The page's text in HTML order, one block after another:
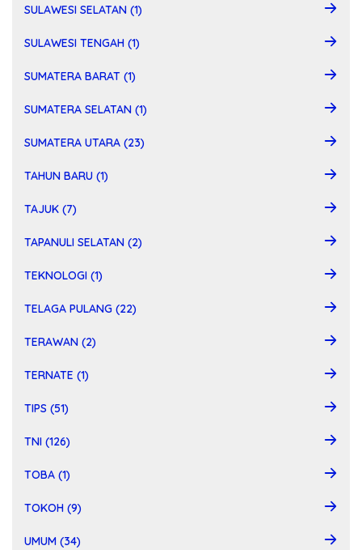
SULAWESI SELATAN (1)
SULAWESI TENGAH (1)
SUMATERA BARAT (1)
SUMATERA SELATAN (1)
SUMATERA UTARA (23)
TAHUN BARU (1)
TAJUK (7)
TAPANULI SELATAN (2)
TEKNOLOGI (1)
TELAGA PULANG (22)
TERAWAN (2)
TERNATE (1)
TIPS (51)
TNI (126)
TOBA (1)
TOKOH (9)
UMUM (34)